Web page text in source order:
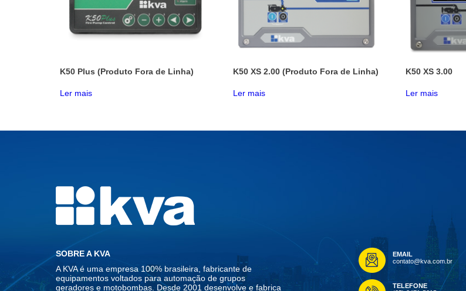
K50 Plus (Produto Fora de Linha)
Ler mais
K50 XS 2.00 (Produto Fora de Linha)
Ler mais
K50 XS 3.00
Ler mais
SOBRE A KVA
A KVA é uma empresa 100% brasileira, fabricante de
equipamentos voltados para automação de grupos
geradores e motobombas. Desde 2001 desenvolve e fabrica
EMAIL
contato@kva.com.br
TELEFONE